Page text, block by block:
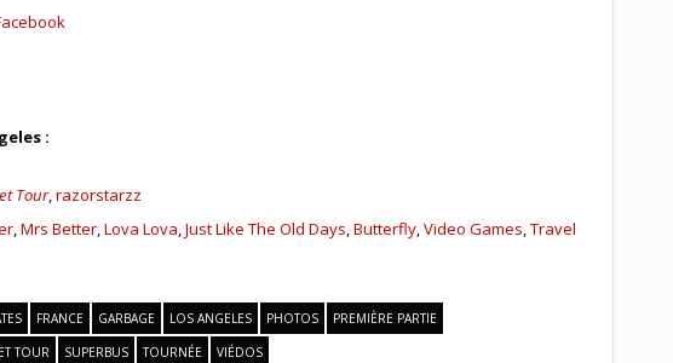
:
Tour,razorstarzz
,Mrs Better Lova Lova ,Just Like The Old Days ,Butterfly ,Video Games ,Travel
FRANCE GARBAGE LOS ANGELES PHOTOS
PREMIÈRE PARTIE
TOUR SUPERBUS TOURNÉE VIÉDOS